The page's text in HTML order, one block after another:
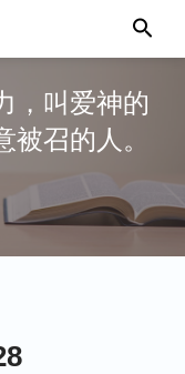
，叫爱神的
被召的人。